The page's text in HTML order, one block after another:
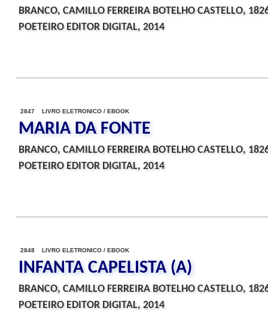
BRANCO, CAMILLO FERREIRA BOTELHO CASTELLO,
POETEIRO EDITOR DIGITAL, 2014
2847 LIVRO ELETRONICO / EBOOK
MARIA DA FONTE
BRANCO, CAMILLO FERREIRA BOTELHO CASTELLO,
POETEIRO EDITOR DIGITAL, 2014
2848 LIVRO ELETRONICO / EBOOK
INFANTA CAPELISTA (A)
BRANCO, CAMILLO FERREIRA BOTELHO CASTELLO,
POETEIRO EDITOR DIGITAL, 2014